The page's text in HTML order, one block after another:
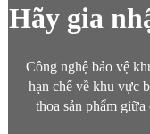
Hãy gia
Công nghệ bảo vệ
hạn chế về khu vực
thoa sản phẩm